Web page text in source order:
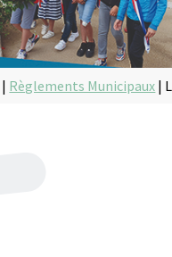
| Règlements Municipaux |